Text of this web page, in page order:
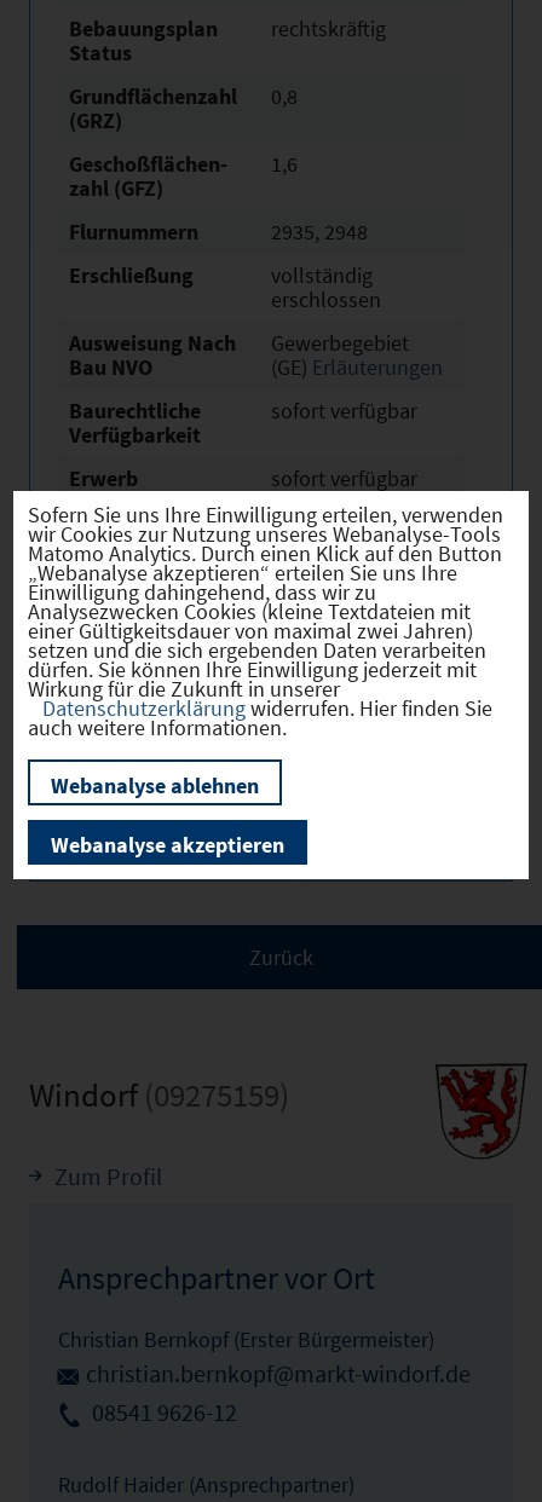
Bebauungsplan
Status
rechtskräftig
Grundflächen­zahl
(GRZ)
0,8
Geschoßflächen­
zahl (GFZ)
1,6
Flurnummern
2935, 2948
Erschließung
vollständig
erschlossen
Ausweisung Nach
Bau NVO
Gewerbegebiet
(GE) Erläuterungen
Baurechtliche
Verfügbarkeit
sofort verfügbar
Erwerb
sofort verfügbar
Eigentümer
privat
Derzeitige Nutzung
Land- oder
Fortwirtschaftlich
Verkehr
Infrastruktur
Windorf (09275159)
Zum Profil
Ansprechpartner vor Ort
Christian Bernkopf (Erster Bürgermeister)
christian.bernkopf@markt-windorf.de
08541 9626-12
Rudolf Haider (Ansprechpartner)
Sofern Sie uns Ihre Einwilligung erteilen, verwenden
wir Cookies zur Nutzung unseres Webanalyse-Tools
Matomo Analytics. Durch einen Klick auf den Button
„Webanalyse akzeptieren“ erteilen Sie uns Ihre
Einwilligung dahingehend, dass wir zu
Analysezwecken Cookies (kleine Textdateien mit
einer Gültigkeitsdauer von maximal zwei Jahren)
setzen und die sich ergebenden Daten verarbeiten
dürfen. Sie können Ihre Einwilligung jederzeit mit
Wirkung für die Zukunft in unserer
Datenschutzerklärungwiderrufen. Hier finden Sie
auch weitere Informationen.
Webanalyse ablehnen
Webanalyse akzeptieren